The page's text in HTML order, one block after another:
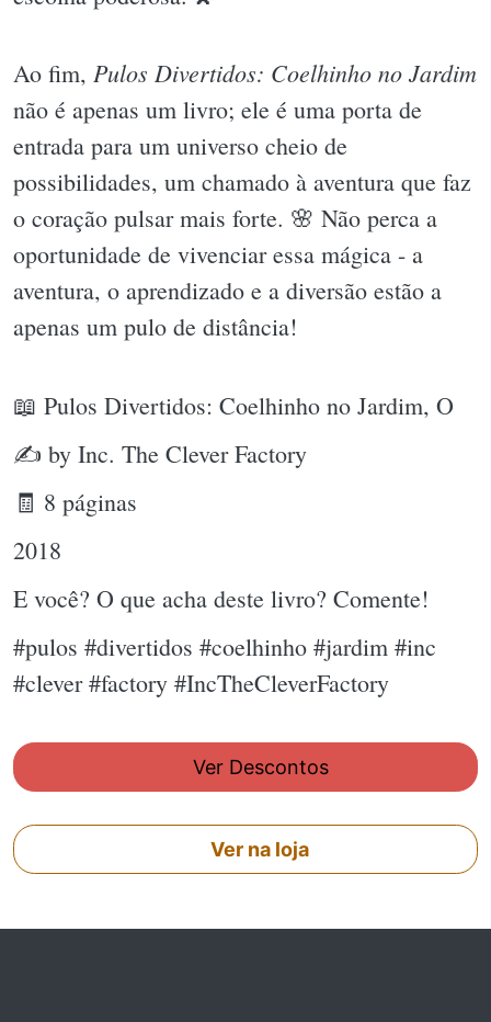
Ao fim, Pulos Divertidos: Coelhinho no Jardim
não é apenas um livro; ele é uma porta de
entrada para um universo cheio de
possibilidades, um chamado à aventura que faz
o coração pulsar mais forte. 🌸 Não perca a
oportunidade de vivenciar essa mágica - a
aventura, o aprendizado e a diversão estão a
apenas um pulo de distância!
📖 Pulos Divertidos: Coelhinho no Jardim, O
✍ by Inc. The Clever Factory
🧾 8 páginas
2018
E você? O que acha deste livro? Comente!
#pulos #divertidos #coelhinho #jardim #inc
#clever #factory #IncTheCleverFactory
Ver Descontos
Ver na loja